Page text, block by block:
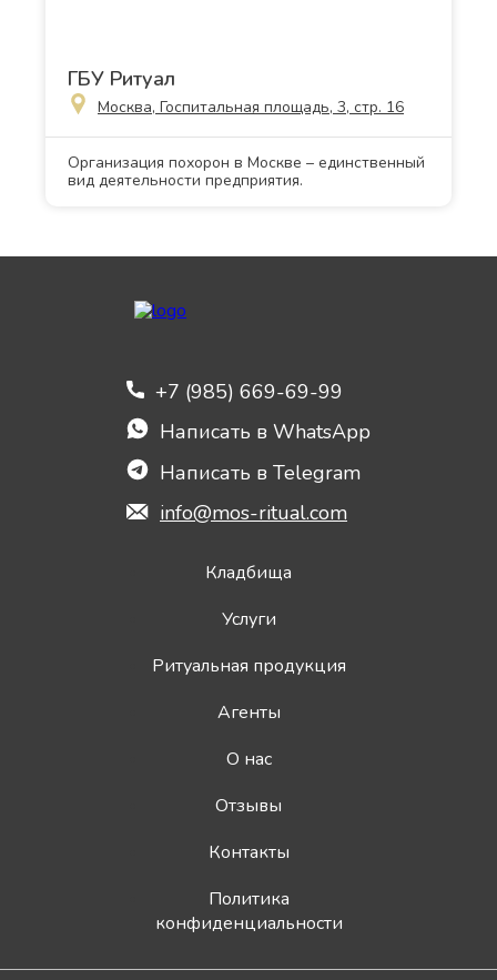
ГБУ Ритуал
Москва, Госпитальная площадь, 3, стр. 16
Организация похорон в Москве – единственный
вид деятельности предприятия.
+7 (985) 669-69-99
Написать в WhatsApp
Написать в Telegram
info@mos-ritual.com
Кладбища
Услуги
Ритуальная продукция
Агенты
О нас
Отзывы
Контакты
Политика
конфиденциальности